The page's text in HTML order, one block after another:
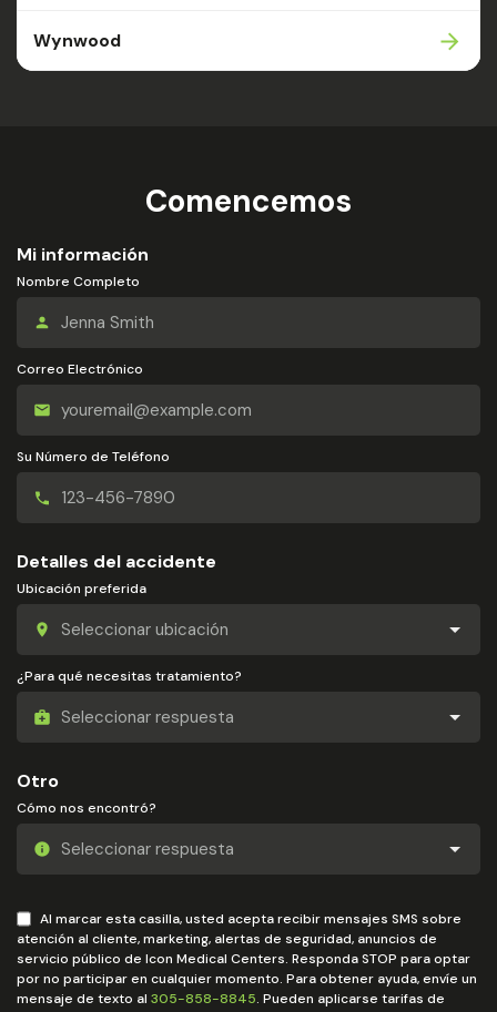
Wynwood
Comencemos
Mi información
Nombre Completo
Correo Electrónico
Su Número de Teléfono
Detalles del accidente
Ubicación preferida
¿Para qué necesitas tratamiento?
Otro
Cómo nos encontró?
Al marcar esta casilla, usted acepta recibir mensajes SMS sobre
atención al cliente, marketing, alertas de seguridad, anuncios de
servicio público de Icon Medical Centers. Responda STOP para optar
por no participar en cualquier momento. Para obtener ayuda, envíe un
mensaje de texto al 305-858-8845. Pueden aplicarse tarifas de